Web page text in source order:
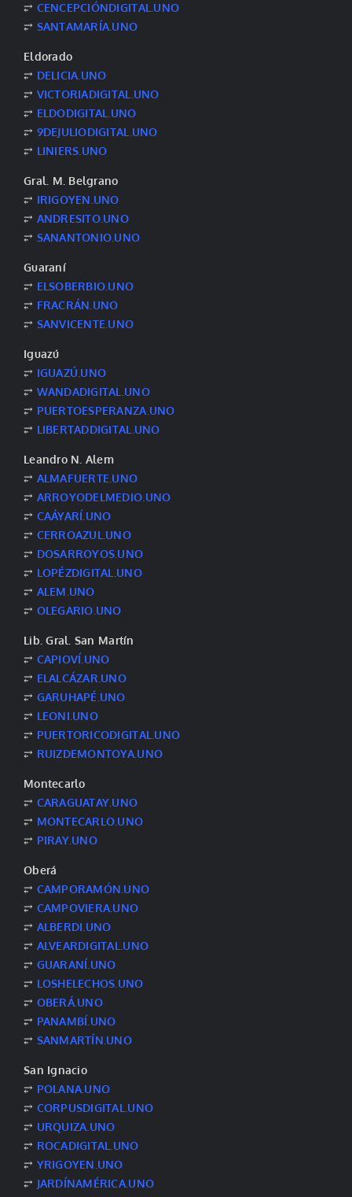
⥂ CENCEPCIÓNDIGITAL.UNO
⥂ SANTAMARÍA.UNO
Eldorado
⥂ DELICIA.UNO
⥂ VICTORIADIGITAL.UNO
⥂ ELDODIGITAL.UNO
⥂ 9DEJULIODIGITAL.UNO
⥂ LINIERS.UNO
Gral. M. Belgrano
⥂ IRIGOYEN.UNO
⥂ ANDRESITO.UNO
⥂ SANANTONIO.UNO
Guaraní
⥂ ELSOBERBIO.UNO
⥂ FRACRÁN.UNO
⥂ SANVICENTE.UNO
Iguazú
⥂ IGUAZÚ.UNO
⥂ WANDADIGITAL.UNO
⥂ PUERTOESPERANZA.UNO
⥂ LIBERTADDIGITAL.UNO
Leandro N. Alem
⥂ ALMAFUERTE.UNO
⥂ ARROYODELMEDIO.UNO
⥂ CAÁYARÍ.UNO
⥂ CERROAZUL.UNO
⥂ DOSARROYOS.UNO
⥂ LOPÉZDIGITAL.UNO
⥂ ALEM.UNO
⥂ OLEGARIO.UNO
Lib. Gral. San Martín
⥂ CAPIOVÍ.UNO
⥂ ELALCÁZAR.UNO
⥂ GARUHAPÉ.UNO
⥂ LEONI.UNO
⥂ PUERTORICODIGITAL.UNO
⥂ RUIZDEMONTOYA.UNO
Montecarlo
⥂ CARAGUATAY.UNO
⥂ MONTECARLO.UNO
⥂ PIRAY.UNO
Oberá
⥂ CAMPORAMÓN.UNO
⥂ CAMPOVIERA.UNO
⥂ ALBERDI.UNO
⥂ ALVEARDIGITAL.UNO
⥂ GUARANÍ.UNO
⥂ LOSHELECHOS.UNO
⥂ OBERÁ.UNO
⥂ PANAMBÍ.UNO
⥂ SANMARTÍN.UNO
San Ignacio
⥂ POLANA.UNO
⥂ CORPUSDIGITAL.UNO
⥂ URQUIZA.UNO
⥂ ROCADIGITAL.UNO
⥂ YRIGOYEN.UNO
⥂ JARDÍNAMÉRICA.UNO